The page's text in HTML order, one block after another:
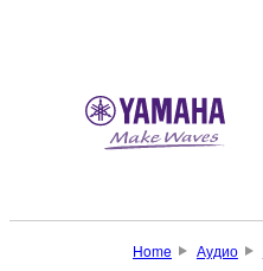
Home Аудио